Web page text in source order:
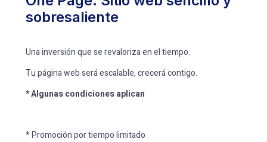
sobresaliente
Una inversión que se revaloriza en el tiempo.
Tu página web será escalable, crecerá contigo.
* Algunas condiciones aplican
* Promoción por tiempo limitado